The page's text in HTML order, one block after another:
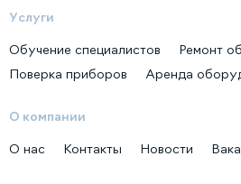
Услуги
Обучение специалистов
Ремонт
Поверка приборов
Аренда
О компании
О нас Контакты Новости